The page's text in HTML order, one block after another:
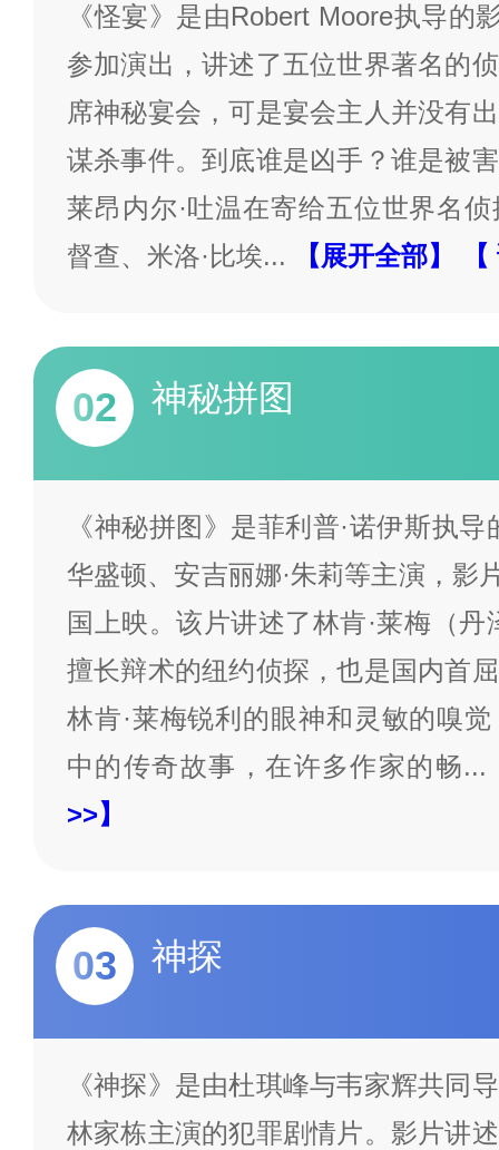
《怪宴》是由Robert Moore执导的
参加演出，讲述了五位世界著名的
席神秘宴会，可是宴会主人并没有
谋杀事件。到底谁是凶手？谁是被
莱昂内尔·吐温在寄给五位世界名
督查、米洛·比埃... 【展开全部】
02 神秘拼图
《神秘拼图》是菲利普·诺伊斯执
华盛顿、安吉丽娜·朱莉等主演，影
国上映。该片讲述了林肯·莱梅（丹
擅长辩术的纽约侦探，也是国内首
林肯·莱梅锐利的眼神和灵敏的嗅
中的传奇故事，在许多作家的畅...
>>】
03 神探
《神探》是由杜琪峰与韦家辉共同
林家栋主演的犯罪剧情片。影片讲